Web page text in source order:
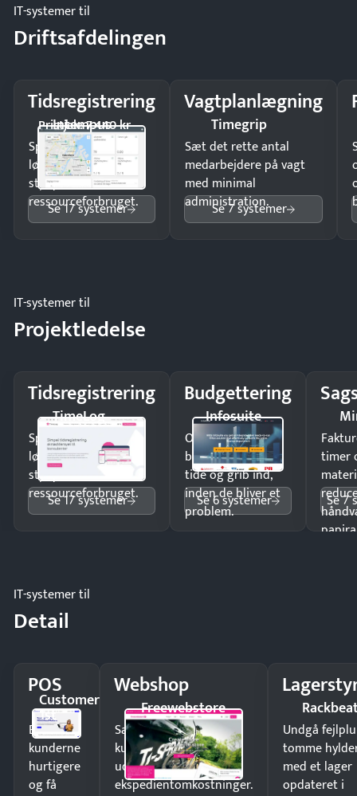
IT-systemer til
Driftsafdelingen
Tidsregistrering
Intempus
Pristjek: 7.440 kr
Spar tid på
lønberegning og få
styr på
ressourceforbruget.
Se 17 systemer
Vagtplanlægning
Timegrip
Sæt det rette antal
medarbejdere på vagt
med minimal
administration.
Se 7 systemer
IT-systemer til
Projektledelse
Tidsregistrering
TimeLog
Spar tid på
lønberegning og få
styr på
ressourceforbruget.
Se 17 systemer
Budgettering
Infosuite
Opdag
budgetafvigelser i
tide og grib ind,
inden de bliver et
problem.
Se 6 systemer
timer
Se 7
IT-systemer til
Detail
POS
Customer
1st
Ekspedér
kunderne
hurtigere
og få
Webshop
Freewebstore
Sælg produkter 24/7 til
kunder i hele landet
uden
ekspedientomkostninger.
Undgå
tomme
med et lager
opdateret i